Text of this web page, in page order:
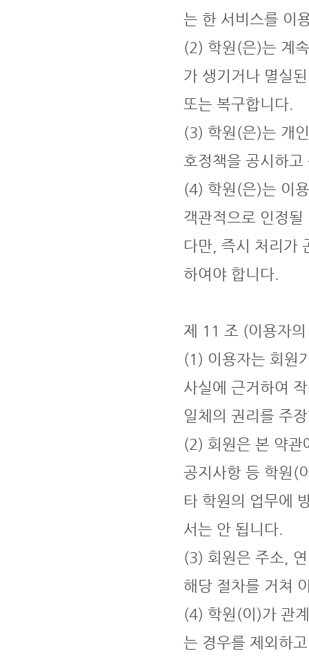
는 한 서비스를 이
(2) 학원(은)는 계
가 생기거나 멸실
또는 복구합니다.
(3) 학원(은)는 개
호정책을 공시하고
(4) 학원(은)는 이
객관적으로 인정
다만, 즉시 처리가
하여야 합니다.
제 11 조 (이용자
(1) 이용자는 회원
사실에 근거하여
일체의 권리를 주
(2) 회원은 본 약관
공지사항 등 학원(
타 학원의 업무에
서는 안 됩니다.
(3) 회원은 주소,
해당 절차를 거쳐
(4) 학원(이)가 관
는 경우를 제외하